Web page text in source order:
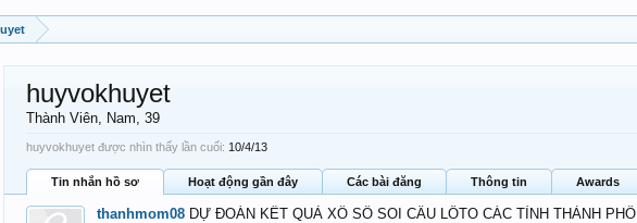
huyvokhuyet
Thành Viên, Nam, 39
huyvokhuyet được nhìn thấy lần cuối: 10/4/13
Tin nhắn hồ sơ Hoạt động gần đây Các bài đăng Thông tin Awards
thanhmom08 DỰ ĐOÁN KẾT QUẢ XỔ SỐ SOI CẦU LÔTO CÁC TỈNH THÀNH PHỐ